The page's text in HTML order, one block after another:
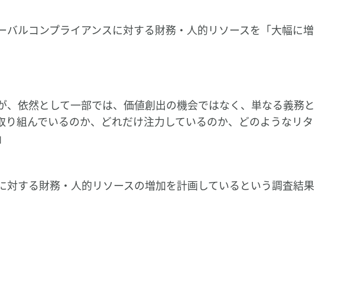
ルコンプライアンスに対する財務・人的リソースを「大幅に増
依然として一部では、価値創出の機会ではなく、単なる義務と
組んでいるのか、どれだけ注力しているのか、どのようなリタ
する財務・人的リソースの増加を計画しているという調査結果